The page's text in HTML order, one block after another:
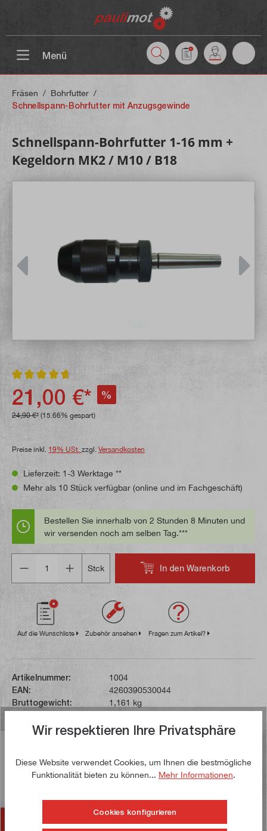
Menü
Fräsen / Bohrfutter /
Schnellspann-Bohrfutter mit Anzugsgewinde
Schnellspann-Bohrfutter 1-16 mm +
Kegeldorn MK2 / M10 / B18
Durchschnittliche Bewertung von 4.7 von 5 Sternen
21,00 €* %
24,90 €* (15.66% gespart)
Preise inkl. 19% USt. zzgl. Versandkosten
Lieferzeit: 1-3 Werktage **
Mehr als 10 Stück verfügbar (online und im Fachgeschäft)
Bestellen Sie innerhalb von 2 Stunden 8 Minuten und
wir versenden noch am selben Tag.***
Stck
In den Warenkorb
Auf die Wunschliste Zubehör ansehen Fragen zum Artikel?
Artikelnummer:
1004
EAN:
4260390530044
Bruttogewicht:
1,161 kg
Dieses Schnellspann-Bohrfutter wird inklusive
Kegeldorn geliefert. Kegeldorn und Bohrfutter sind über
Zubehör
Wir respektieren Ihre Privatsphäre
Diese Website verwendet Cookies, um Ihnen die bestmögliche
Funktionalität bieten zu können... Mehr Informationen.
Cookies konfigurieren